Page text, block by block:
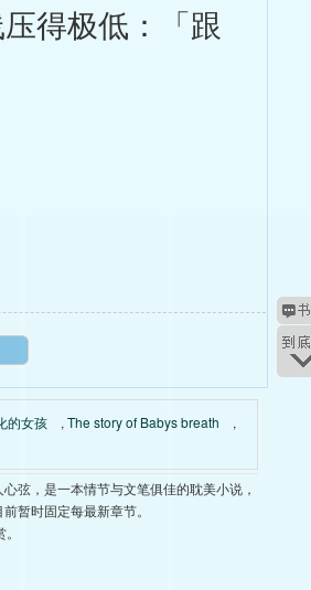
得极低：「跟
的女孩 , The story of Babys breath
,
弦，是一本情节与文笔俱佳的耽美小说，
暂时固定每最新章节。